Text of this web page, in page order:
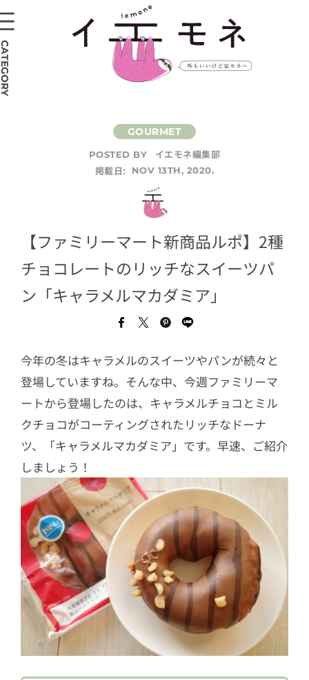
POSTED BY
イエモネ編集部
掲載日:
NOV 13TH, 2020.
【ファミリーマート新商品ルポ】2種
チョコレートのリッチなスイーツパ
ン「キャラメルマカダミア」
今年の冬はキャラメルのスイーツやパンが続々と
登場していますね。そんな中、今週ファミリーマ
ートから登場したのは、キャラメルチョコとミル
クチョコがコーティングされたリッチなドーナ
ツ、「キャラメルマカダミア」です。早速、ご紹介
しましょう！